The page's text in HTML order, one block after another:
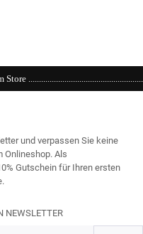
und verpassen Sie keine
Onlineshop. Als
Gutschein für Ihren ersten
NEWSLETTER